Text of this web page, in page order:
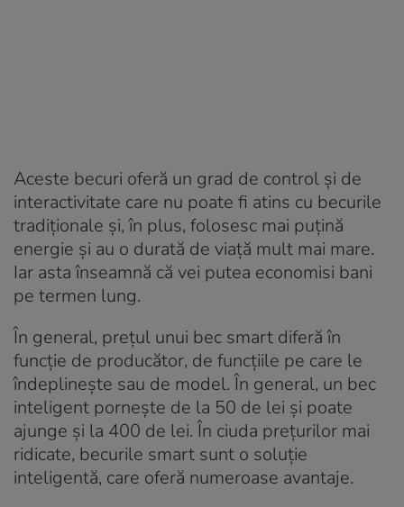
Aceste becuri oferă un grad de control și de
interactivitate care nu poate fi atins cu becurile
tradiționale și, în plus, folosesc mai puțină
energie și au o durată de viață mult mai mare.
Iar asta înseamnă că vei putea economisi bani
pe termen lung.
În general, prețul unui bec smart diferă în
funcție de producător, de funcțiile pe care le
îndeplineşte sau de model. În general, un bec
inteligent pornește de la 50 de lei și poate
ajunge și la 400 de lei. În ciuda prețurilor mai
ridicate, becurile smart sunt o soluție
inteligentă, care oferă numeroase avantaje.